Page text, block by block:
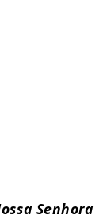
Senhora